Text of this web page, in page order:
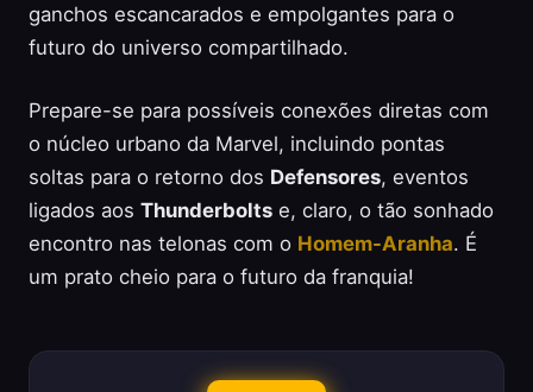
ganchos escancarados e empolgantes para o
futuro do universo compartilhado.
Prepare-se para possíveis conexões diretas com
o núcleo urbano da Marvel, incluindo pontas
soltas para o retorno dos Defensores, eventos
ligados aos Thunderbolts e, claro, o tão sonhado
encontro nas telonas com o Homem-Aranha. É
um prato cheio para o futuro da franquia!